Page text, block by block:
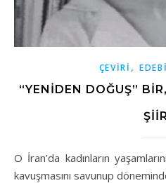
ÇEVIRI ,
“YENİDEN DOĞUŞ”
O İran’da kadınların yaşamlarının daha iyi hak ve koşullara
kavuşmasını savunup